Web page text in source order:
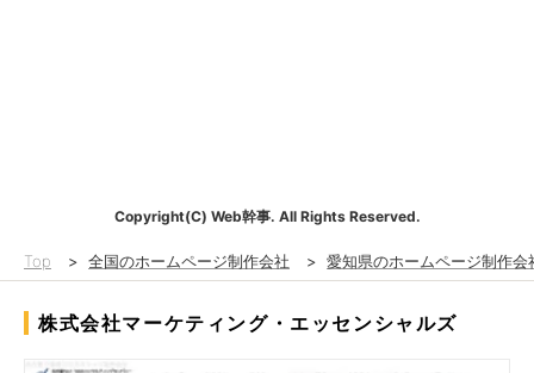
Copyright(C) Web幹事. All Rights Reserved.
Top > 全国のホームページ制作会社 > 愛知県のホームページ制作会
株式会社マーケティング・エッセンシャルズ